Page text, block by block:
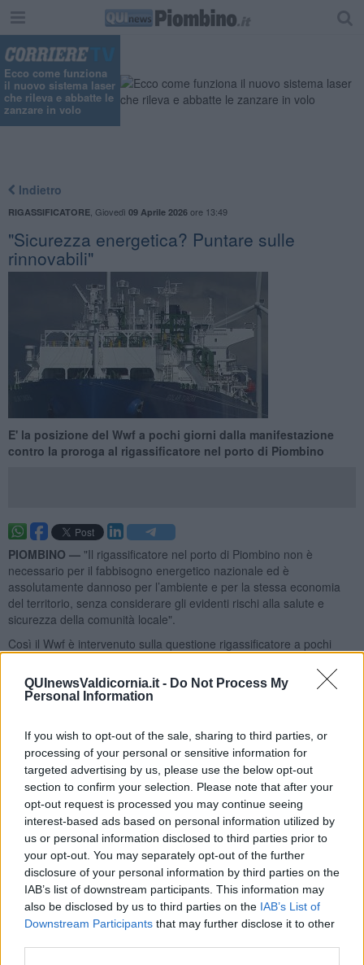
QUInewsValdicornia.it - Do Not Process My
Personal Information
If you wish to opt-out of the sale, sharing to third parties, or
processing of your personal or sensitive information for
targeted advertising by us, please use the below opt-out
section to confirm your selection. Please note that after your
opt-out request is processed you may continue seeing
interest-based ads based on personal information utilized by
us or personal information disclosed to third parties prior to
your opt-out. You may separately opt-out of the further
disclosure of your personal information by third parties on the
IAB’s list of downstream participants. This information may
also be disclosed by us to third parties on the IAB’s List of
Downstream Participants that may further disclose it to other
Ecco come funziona
il nuovo sistema laser
che rileva e abbatte le
zanzare in volo
Indietro
RIGASSIFICATORE, Giovedì 09 Aprile 2026ore 13:49
"Sicurezza energetica? Puntare sulle
rinnovabili"
E' la posizione del Wwf a pochi giorni dalla manifestazione
contro la proroga al rigassificatore nel porto di Piombino
PIOMBINO — "Il rigassificatore nel porto di Piombino non è
necessario per il fabbisogno energetico nazionale ed è
assolutamente dannoso per l’ambiente e per la stessa economia
del territorio, senza considerare gli evidenti rischi alla salute e
sicurezza della comunità locale".
Così il Wwf è intervenuto sulla questione rigassificatore a pochi
annunciando la presentazione di osservazioni.
"A livello nazionale, - si legge in una nota del Wwf - le infrastrutture
per il gas sia via tubo sia con i rigassificatori attivi prima del 2022
risultavano infatti assolutamente sufficienti a soddisfare la domanda
interna come peraltro aveva già evidenziato in tempi non sospetti la
'Relazione annuale sulla politica dell’informazione per la sicurezza
2021 della Presidenza del Consiglio dei ministri - Sistema di
Informazione per la Sicurezza della Repubblica' secondo cui, anche
in caso di totale interruzione delle importazioni dalla Russia, il
sistema sarebbe stato in grado di stare in piedi senza problemi.
Peraltro, quell’analisi non teneva neanche conto dell’importante
calo dei consumi di gas naturale che si è verificato negli ultimi anni
come evidenzia il passaggio dai 76,4 miliardi di metri cubi del 2021
ai 63,1 miliardi metri cubi del 2025 attestato dai dati ufficiali MASE.